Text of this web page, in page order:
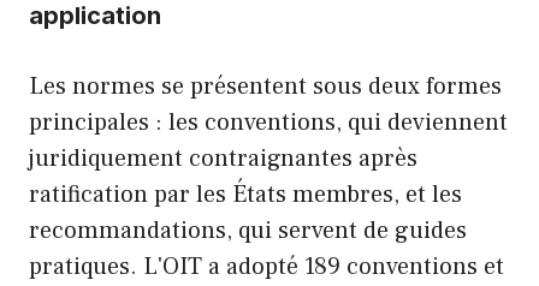
application
Les normes se présentent sous deux formes
principales : les conventions, qui deviennent
juridiquement contraignantes après
ratification par les États membres, et les
recommandations, qui servent de guides
pratiques. L'OIT a adopté 189 conventions et